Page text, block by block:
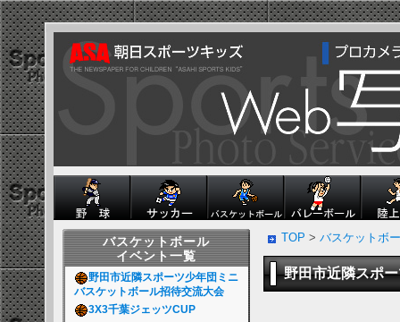
バスケットボール
イベント一覧
野田市近隣スポーツ少年団ミニ
バスケットボール招待交流大会
3X3千葉ジェッツCUP
TOP > バスケットボ
野田市近隣スポ